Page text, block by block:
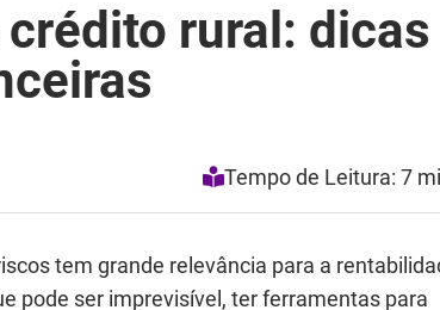
rural: dicas
Tempo de Leitura: 7
tem grande relevância para a
pode ser imprevisível, ter ferramentas para